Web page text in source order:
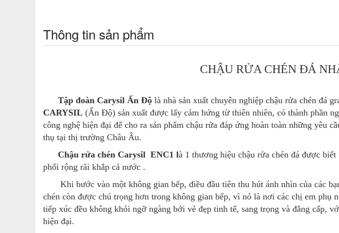
Thông tin sản phẩm
CHẬU RỬA CHÉN ĐÁ
Tập đoàn Carysil Ấn Độ là nhà sản xuất chuyên nghiệp chậu rửa chén đá
CARYSIL (Ấn Độ) sản xuất được lấy cảm hứng từ thiên nhiên, có thành phần
công nghệ hiện đại để cho ra sản phẩm chậu rửa đáp ứng hoàn toàn những yêu
thụ tại thị trường Châu Âu.
Chậu rửa chén Carysil ENC1 là 1 thương hiệu chậu rửa chén đá được
phối rộng rãi khắp cả nước .
Khi bước vào một không gian bếp, điều đầu tiên thu hút ánh nhìn của các
chén còn được chú trọng hơn trong không gian bếp, vì nó là nơi các chị em phụ
tiếp xúc đều không khỏi ngỡ ngàng bởi vẻ đẹp tinh tế, sang trọng và đẳng cấp,
hiện đại.